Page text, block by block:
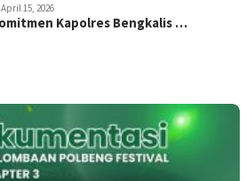
April 15, 2026
Kapolres Bengkalis …